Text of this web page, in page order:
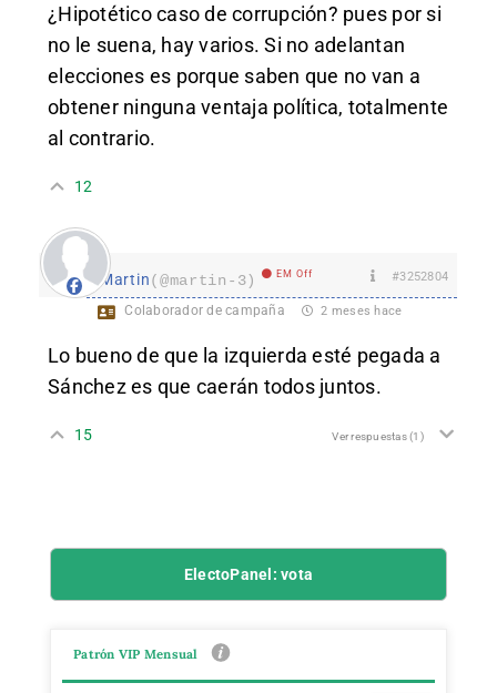
¿Hipotético caso de corrupción? pues por si
no le suena, hay varios. Si no adelantan
elecciones es porque saben que no van a
obtener ninguna ventaja política, totalmente
al contrario.
12
Martin(@martin-3) EM Off #3252804
Colaborador de campaña 2 meses hace
Lo bueno de que la izquierda esté pegada a
Sánchez es que caerán todos juntos.
15 Ver respuestas(1)
ElectoPanel: vota
Patrón VIP Mensual